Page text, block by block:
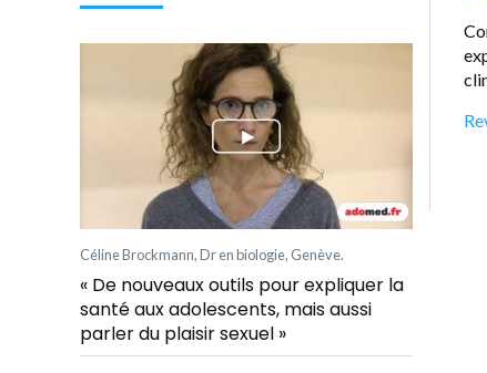
Céline Brockmann, Dr en biologie, Genève.
« De nouveaux outils pour expliquer la
santé aux adolescents, mais aussi
parler du plaisir sexuel »